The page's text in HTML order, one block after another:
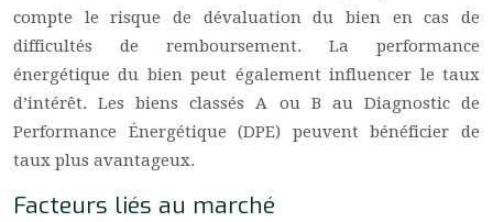
compte le risque de dévaluation du bien en cas de
difficultés de remboursement. La performance
énergétique du bien peut également influencer le taux
d’intérêt. Les biens classés A ou B au Diagnostic de
Performance Énergétique (DPE) peuvent bénéficier de
taux plus avantageux.
Facteurs liés au marché